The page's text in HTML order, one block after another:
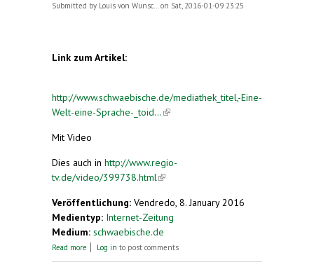
Submitted by Louis von Wunsc...on Sat, 2016-01-09 23:25
Link zum Artikel:
http://www.schwaebische.de/mediathek_titel,-Eine-
Welt-eine-Sprache-_toid...(link is external)
Mit Video
Dies auch in http://www.regio-
tv.de/video/399738.html(link is external)
Veröffentlichung: Vendredo, 8. January 2016
Medientyp: Internet-Zeitung
Medium: schwaebische.de
Read more about Eine Welt, eine Sprache
Log in to post comments